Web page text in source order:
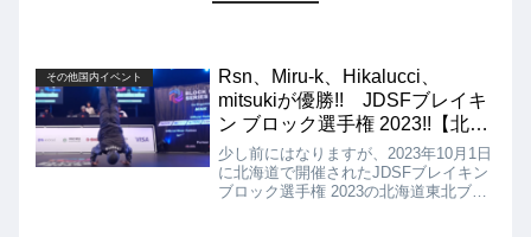
その他国内イベント
Rsn、Miru-k、Hikalucci、
mitsukiが優勝!! JDSFブレイキ
ン ブロック選手権 2023!!【北海
道東北ブロック】
少し前にはなりますが、2023年10月1日
に北海道で開催されたJDSFブレイキン
ブロック選手権 2023の北海道東北ブロ